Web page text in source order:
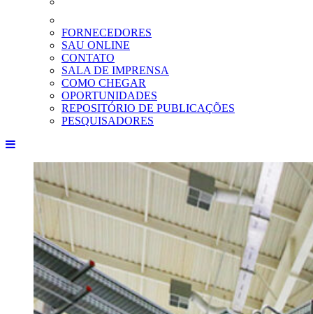
FORNECEDORES
SAU ONLINE
CONTATO
SALA DE IMPRENSA
COMO CHEGAR
OPORTUNIDADES
REPOSITÓRIO DE PUBLICAÇÕES
PESQUISADORES